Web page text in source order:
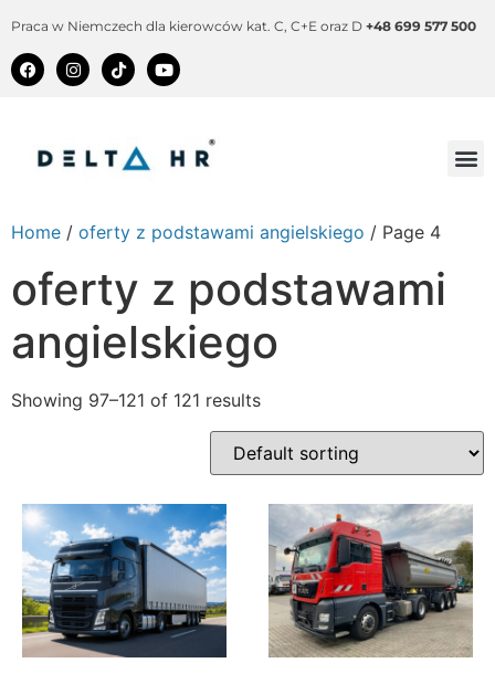
Praca w Niemczech dla kierowców kat. C, C+E oraz D +48 699 577 500
Home / oferty z podstawami angielskiego / Page 4
oferty z podstawami
angielskiego
Showing 97–121 of 121 results